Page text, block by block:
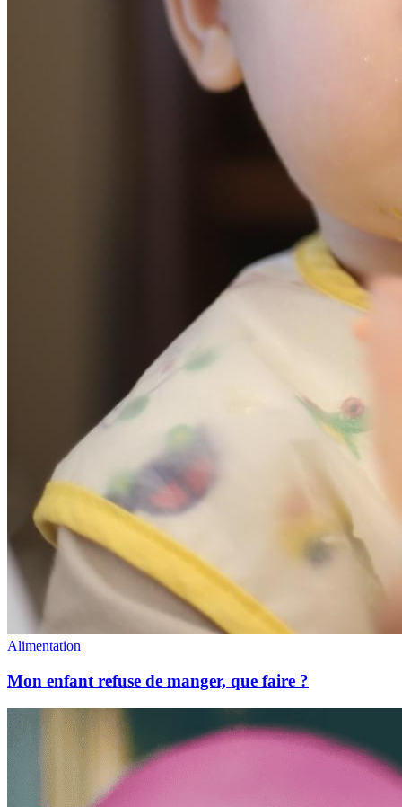
Alimentation
Mon enfant refuse de manger, que faire ?